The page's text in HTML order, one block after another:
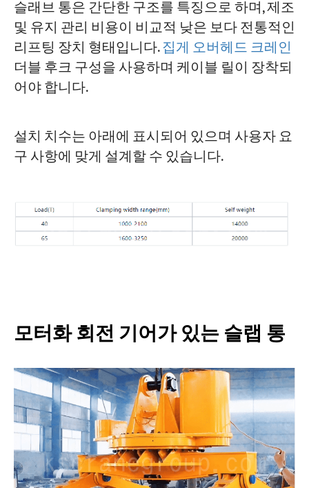
슬래브 통은 간단한 구조를 특징으로 하며, 제조
및 유지 관리 비용이 비교적 낮은 보다 전통적인
리프팅 장치 형태입니다.집게 오버헤드 크레인
더블 후크 구성을 사용하며 케이블 릴이 장착되
어야 합니다.
설치 치수는 아래에 표시되어 있으며 사용자 요
구 사항에 맞게 설계할 수 있습니다.
모터화 회전 기어가 있는 슬랩 통